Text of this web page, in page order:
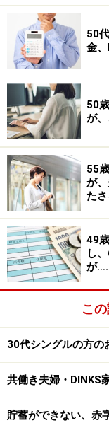
50
金
50
が
55
が
た
49
し
が
こ
30代シングルの方の
共働き夫婦・DINKS
貯蓄ができない、赤